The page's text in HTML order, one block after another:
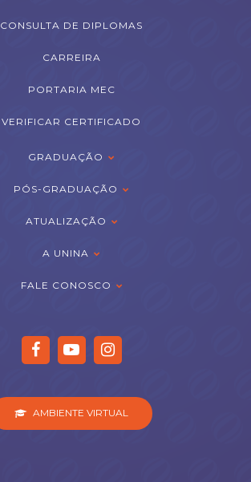
CONSULTA DE DIPLOMAS
CARREIRA
PORTARIA MEC
VERIFICAR CERTIFICADO
GRADUAÇÃO
PÓS-GRADUAÇÃO
ATUALIZAÇÃO
A UNINA
FALE CONOSCO
AMBIENTE VIRTUAL